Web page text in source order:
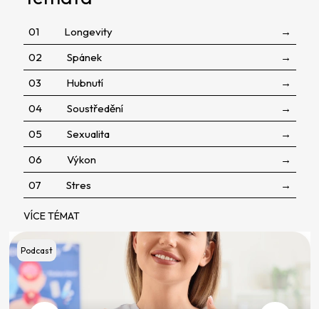
D
N
01 Longevity
→
02
Spánek
→
03
Hubnutí
→
04
Soustředění
→
05
Sexualita
→
06
Výkon
→
07
Stres →
VÍCE TÉMAT
Podcast